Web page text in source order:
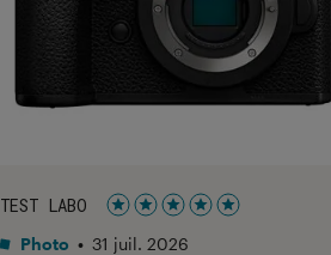
TEST LABO
Noté 5 étoiles sur 5
Photo • 31 juil. 2026